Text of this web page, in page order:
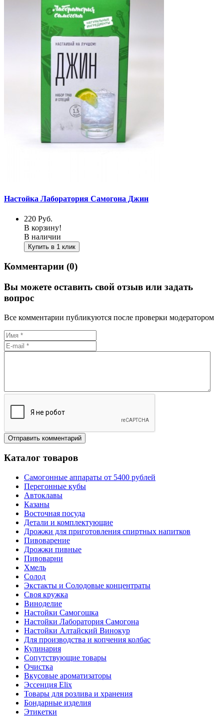
Настойка Лаборатория Самогона Джин
220 Руб.
В корзину!
В наличии
Купить в 1 клик
Комментарии (0)
Вы можете оставить свой отзыв или задать
вопрос
Все комментарии публикуются после проверки модератором
Каталог товаров
Самогонные аппараты от 5400 рублей
Перегонные кубы
Автоклавы
Казаны
Восточная посуда
Детали и комплектующие
Дрожжи для приготовления спиртных напитков
Пивоварение
Дрожжи пивные
Пивоварни
Хмель
Солод
Экстакты и Солодовые концентраты
Своя кружка
Виноделие
Настойки Самогошка
Настойки Лаборатория Самогона
Настойки Алтайский Винокур
Для производства и копчения колбас
Кулинария
Сопутствующие товары
Очистка
Вкусовые ароматизаторы
Эссенция Elix
Товары для розлива и хранения
Бондарные изделия
Этикетки